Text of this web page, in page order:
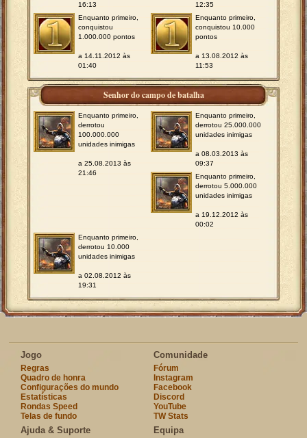
16:13
12:35
Enquanto primeiro,
conquistou
1.000.000 pontos
a 14.11.2012 às
01:40
Enquanto primeiro,
conquistou 10.000
pontos
a 13.08.2012 às
11:53
Senhor do campo de batalha
Enquanto primeiro,
derrotou
100.000.000
unidades inimigas
a 25.08.2013 às
21:46
Enquanto primeiro,
derrotou 25.000.000
unidades inimigas
a 08.03.2013 às
09:37
Enquanto primeiro,
derrotou 5.000.000
unidades inimigas
a 19.12.2012 às
00:02
Enquanto primeiro,
derrotou 10.000
unidades inimigas
a 02.08.2012 às
19:31
Jogo
Regras
Quadro de honra
Configurações do mundo
Estatísticas
Rondas Speed
Telas de fundo
Comunidade
Fórum
Instagram
Facebook
Discord
YouTube
TW Stats
Ajuda & Suporte Equipa